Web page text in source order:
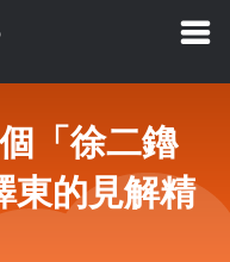
「徐二鑥
東的見解精